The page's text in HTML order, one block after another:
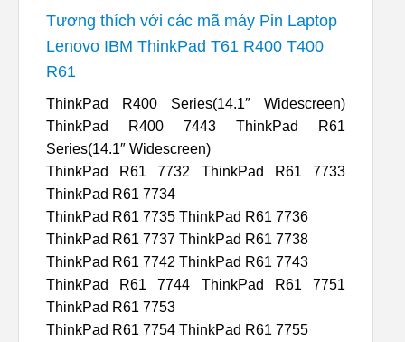
Tương thích với các mã máy Pin Laptop
Lenovo IBM ThinkPad T61 R400 T400
R61
ThinkPad R400 Series(14.1″ Widescreen)
ThinkPad R400 7443 ThinkPad R61
Series(14.1″ Widescreen)
ThinkPad R61 7732 ThinkPad R61 7733
ThinkPad R61 7734
ThinkPad R61 7735 ThinkPad R61 7736
ThinkPad R61 7737 ThinkPad R61 7738
ThinkPad R61 7742 ThinkPad R61 7743
ThinkPad R61 7744 ThinkPad R61 7751
ThinkPad R61 7753
ThinkPad R61 7754 ThinkPad R61 7755